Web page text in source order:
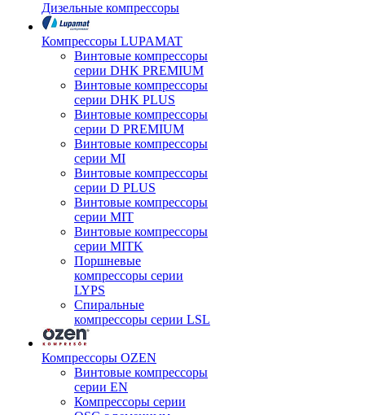
Дизельные компрессоры
Компрессоры LUPAMAT
Винтовые компрессоры
серии DHK PREMIUM
Винтовые компрессоры
серии DHK PLUS
Винтовые компрессоры
серии D PREMIUM
Винтовые компрессоры
серии MI
Винтовые компрессоры
серии D PLUS
Винтовые компрессоры
серии MIT
Винтовые компрессоры
серии MITK
Поршневые
компрессоры серии
LYPS
Спиральные
компрессоры серии LSL
Компрессоры OZEN
Винтовые компрессоры
серии EN
Компрессоры серии